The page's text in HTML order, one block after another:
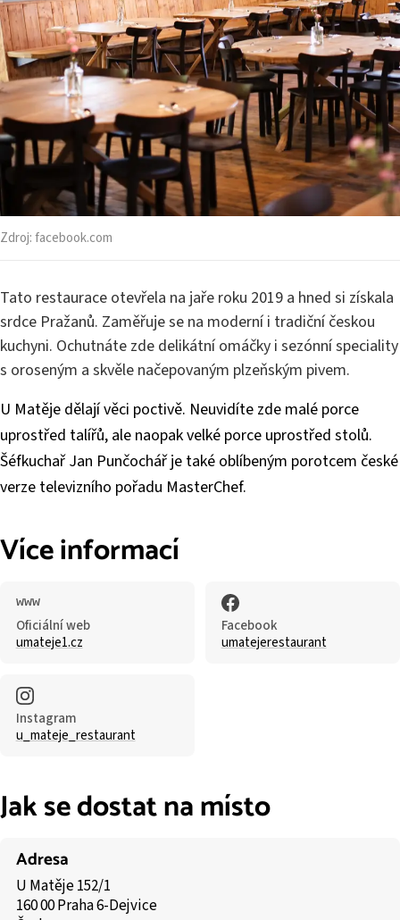
Zdroj:facebook.com
Tato restaurace otevřela na jaře roku 2019 a hned si získala
srdce Pražanů. Zaměřuje se na moderní i tradiční českou
kuchyni. Ochutnáte zde delikátní omáčky i sezónní speciality
s oroseným a skvěle načepovaným plzeňským pivem.
U Matěje dělají věci poctivě. Neuvidíte zde malé porce
uprostřed talířů, ale naopak velké porce uprostřed stolů.
Šéfkuchař Jan Punčochář je také oblíbeným porotcem české
verze televizního pořadu MasterChef.
Více informací
Oficiální web
umateje1.cz
Facebook
umatejerestaurant
Instagram
u_mateje_restaurant
Jak se dostat na místo
Adresa
U Matěje 152/1
160 00 Praha 6-Dejvice